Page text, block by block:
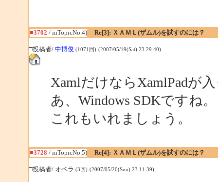
■3702 / inTopicNo.4) Re[3]: ＸＡＭＬ(ザムル)を試すのには？
□投稿者/ 中博俊 (1071回)-(2007/05/19(Sat) 23:29:40)
XamlだけならXamlPadが
あ、Windows SDKですね。
これもいれましょう。
■3728 / inTopicNo.5) Re[4]: ＸＡＭＬ(ザムル)を試すのには？
□投稿者/ オベラ (3回)-(2007/05/20(Sun) 23:11:39)